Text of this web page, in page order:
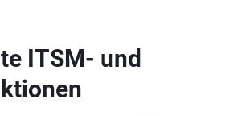
ITSM- und